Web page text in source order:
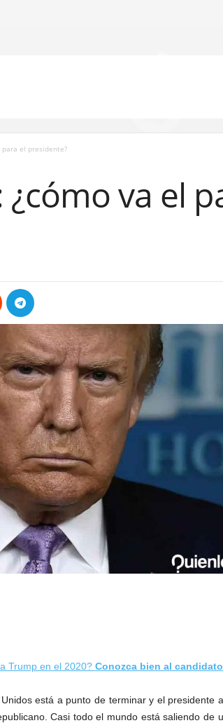
el presidente?
va el
Trump en el 2020? Conozca bien al
está a punto de terminar y el presidente
Casi todo el mundo está saliendo de